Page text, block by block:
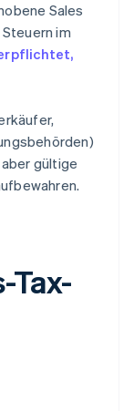
Sales
im
gültige
Tax-